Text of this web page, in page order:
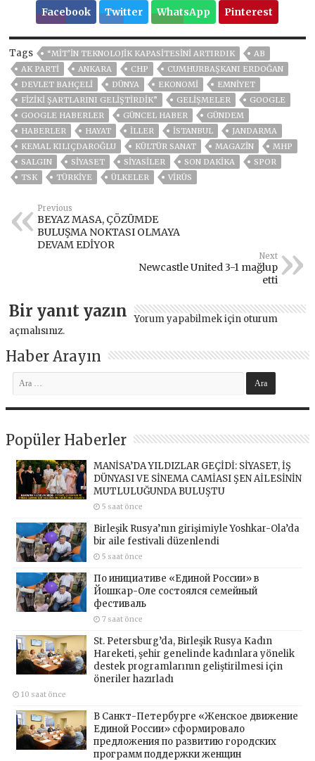
Facebook Twitter WhatsApp Pinterest
Tags “MİT’İN TEKNOLOJİK KAPASİTESİNİ ARTIRDIK
AB
AK PARTİ
ANKARA CHP
CUMHURBAŞKANI ERDOĞAN
DEVLET BAHÇELİ
DÜNYA EKONOMİ
EMNİYET
FİZİKİ ŞARTLARINI GELİŞTİRDİK”
GELIŞMELER
GOOGLE
GOOGLE HABERLER
GÜNCEL HABER
GÜNDEM
HABERLER
HAYAT İLLER ISTANBUL
JANDARMA
KEMAL KILIÇDAROĞLU
KÜLTÜR SANAT MAGAZİN
MHP
SALGIN
SİYASET SİYASİLER SON DAKIKA
SPOR
TSK
TÜRKİYE ÜLKELER VIRÜS
Previous
BEYAZ MASA, ÇÖZÜMDE
BULUŞMA NOKTASI OLMAYA
DEVAM EDİYOR
Next
Newcastle United 3-1 mağlup
etti
Bir yanıt yazın Yorum yapabilmek için oturum
açmalısınız.
Haber Arayın
Popüler Haberler
MANİSA’DA YILDIZLAR GEÇİDİ: SİYASET, İŞ
DÜNYASI VE SİNEMA CAMİASI ŞEN AİLESİNİN
MUTLULUĞUNDA BULUŞTU
5 saat önce
Birleşik Rusya’nın girişimiyle Yoshkar-Ola’da
bir aile festivali düzenlendi
5 saat önce
По инициативе «Единой России» в
Йошкар-Оле состоялся семейный
фестиваль
7 saat önce
St. Petersburg’da, Birleşik Rusya Kadın
Hareketi, şehir genelinde kadınlara yönelik
destek programlarının geliştirilmesi için
öneriler hazırladı
10 saat önce
В Санкт-Петербурге «Женское движение
Единой России» сформировало
предложения по развитию городских
программ поддержки женщин